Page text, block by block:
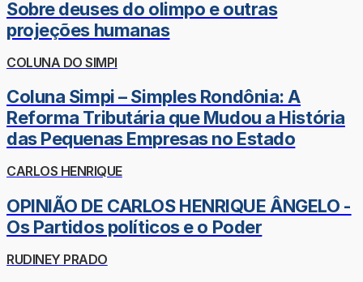
Sobre deuses do olimpo e outras
projeções humanas
COLUNA DO SIMPI
Coluna Simpi – Simples Rondônia: A
Reforma Tributária que Mudou a História
das Pequenas Empresas no Estado
CARLOS HENRIQUE
OPINIÃO DE CARLOS HENRIQUE ÂNGELO -
Os Partidos políticos e o Poder
RUDINEY PRADO